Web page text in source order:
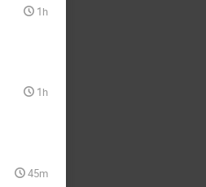
1h
1h
45m